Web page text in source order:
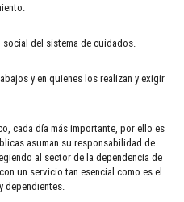
del sistema de cuidados.
y en quienes los realizan y exigir
cada día más importante, por ello es
asuman su responsabilidad de
al sector de la dependencia de
un servicio tan esencial como es el
dependientes.